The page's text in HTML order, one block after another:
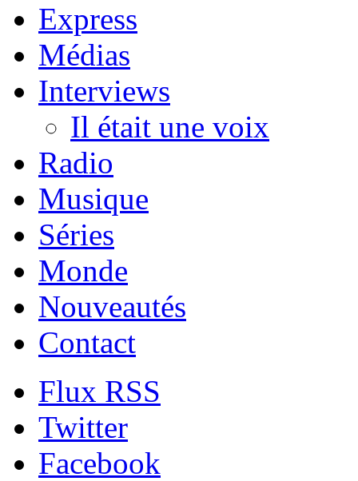
Express
Médias
Interviews
Il était une voix
Radio
Musique
Séries
Monde
Nouveautés
Contact
Flux RSS
Twitter
Facebook